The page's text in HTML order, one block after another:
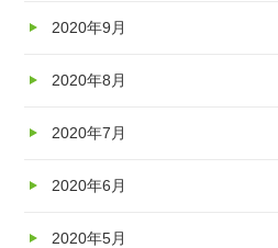
2020年9月
2020年8月
2020年7月
2020年6月
2020年5月